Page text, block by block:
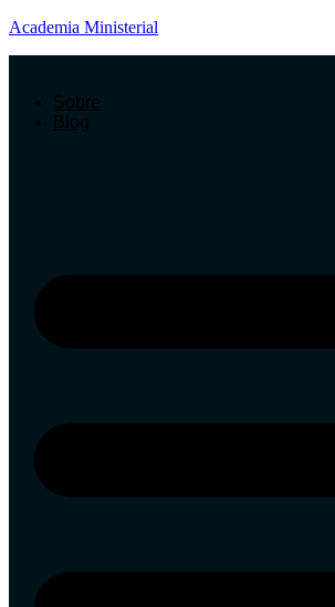
Academia Ministerial
Sobre
Blog